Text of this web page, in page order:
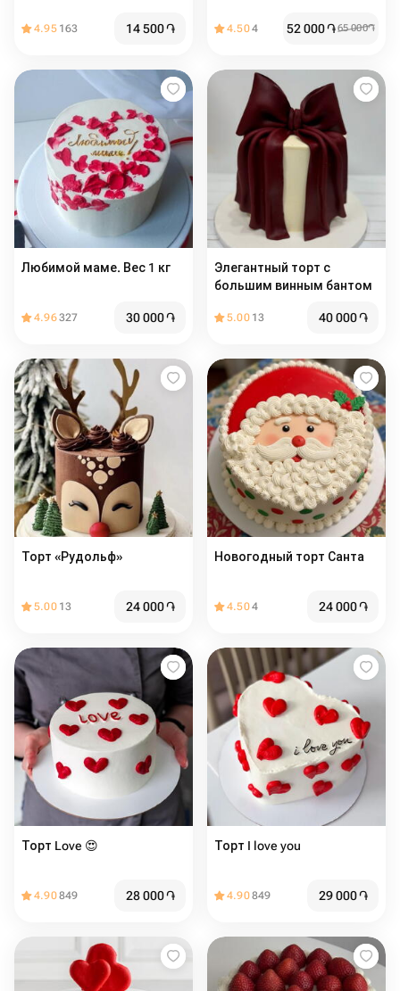
4.95 163 14 500֏ 4.504 52 000֏65 000֏
Любимой маме. Вес 1 кг
4.96327 30 000֏
Элегантный торт с
большим винным бантом
5.00 13 40 000֏
Торт «Рудольф»
5.00 13 24 000֏
Новогодный торт Санта
4.504 24 000֏
Торт Love 😍️
4.90849 28 000֏
Торт I love you
4.90849 29 000֏